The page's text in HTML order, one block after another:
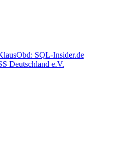
SQL-Insider.de